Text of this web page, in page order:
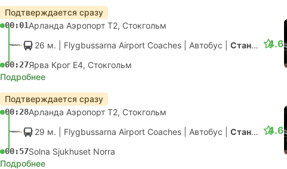
Подтверждается сразу
00:01Арланда Аэропорт T2, Стокгольм
26 м. | Flygbussarna Airport Coaches Автобус Стандарт с конд.
00:27Ярва Крог E4, Стокгольм
4.6
Подробнее
Подтверждается сразу
00:28Арланда Аэропорт T2, Стокгольм
29 м. | Flygbussarna Airport Coaches Автобус Стандарт с конд.
00:57Solna Sjukhuset Norra
4.6
Подробнее